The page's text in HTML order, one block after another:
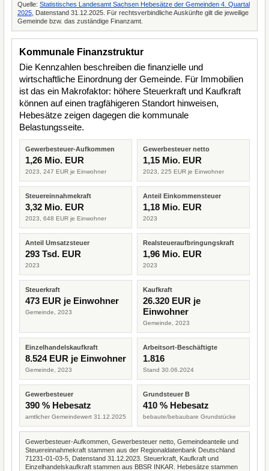
Quelle: Statistisches Landesamt Sachsen Hebesätze der Gemeinden 4. Quartal
2025 , Datenstand 31.12.2025. Für rechtsverbindliche Auskünfte gilt die jeweilige
Gemeinde bzw. das zuständige Finanzamt.
Kommunale Finanzstruktur
Die Kennzahlen beschreiben die finanzielle und
wirtschaftliche Einordnung der Gemeinde. Für Immobilien
ist das ein Makrofaktor: höhere Steuerkraft und Kaufkraft
können auf einen tragfähigeren Standort hinweisen,
Hebesätze zeigen dagegen die kommunale
Belastungsseite.
Gewerbesteuer-Aufkommen
1,26 Mio. EUR
2023, 247 EUR je Einwohner
Gewerbesteuer netto
1,15 Mio. EUR
2023, 225 EUR je Einwohner
Steuereinnahmekraft
3,32 Mio. EUR
2023, 648 EUR je Einwohner
Anteil Einkommensteuer
1,18 Mio. EUR
2023
Anteil Umsatzsteuer
293 Tsd. EUR
2023
Realsteueraufbringungskraft
1,96 Mio. EUR
2023
Steuerkraft
473 EUR je Einwohner
Gemeinde, 2023
Kaufkraft
26.320 EUR je
Einwohner
Gemeinde, 2023
Einzelhandelskaufkraft
8.524 EUR je Einwohner
Gemeinde, 2023
Arbeitsort-Beschäftigte
1.816
Stand 30.06.2024
Gewerbesteuer
390 % Hebesatz
amtlicher Gemeindewert 31.12.2025
Grundsteuer B
410 % Hebesatz
bebaute/bebaubare Grundstücke
Gewerbesteuer-Aufkommen, Gewerbesteuer netto, Gemeindeanteile und
Steuereinnahmekraft stammen aus der Regionaldatenbank Deutschland
71231-01-03-5, Datenstand 31.12.2023. Steuerkraft, Kaufkraft und
Einzelhandelskaufkraft stammen aus BBSR INKAR. Hebesätze stammen